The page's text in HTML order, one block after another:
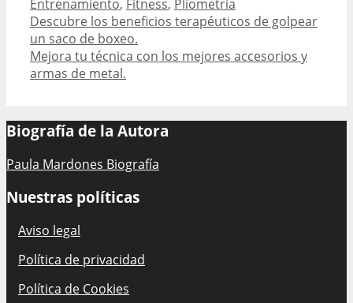
Entrenamiento, Fitness, Pliometría
Post
navigation
Descubre los beneficios terapéuticos de golpear
un saco de boxeo.
Mejora tu técnica con los mejores accesorios y
armas de metal.
Biografía de la Autora
Paula Mardones Biografía
Nuestras políticas
Aviso legal
Política de privacidad
Política de Cookies